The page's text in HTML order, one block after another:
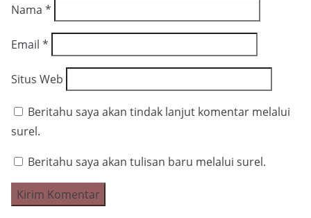
Nama *
Email *
Situs Web
Beritahu saya akan tindak lanjut komentar melalui
surel.
Beritahu saya akan tulisan baru melalui surel.